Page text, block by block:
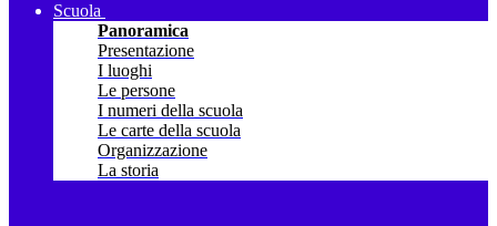
Scuola
Panoramica
Presentazione
I luoghi
Le persone
I numeri della scuola
Le carte della scuola
Organizzazione
La storia